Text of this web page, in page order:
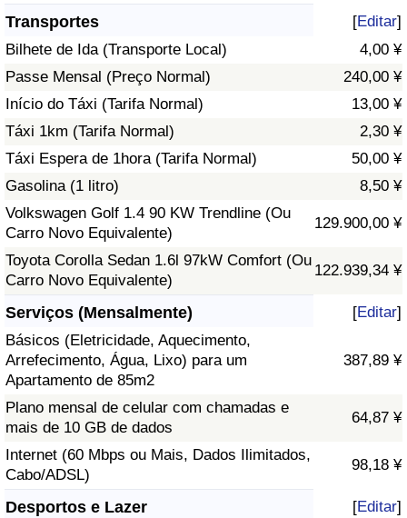
Transportes [Editar]
Bilhete de Ida (Transporte Local)
4,00 ¥
Passe Mensal (Preço Normal)
240,00 ¥
Início do Táxi (Tarifa Normal)
13,00 ¥
Táxi 1km (Tarifa Normal)
2,30 ¥
Táxi Espera de 1hora (Tarifa Normal)
50,00 ¥
Gasolina (1 litro)
8,50 ¥
Volkswagen Golf 1.4 90 KW Trendline (Ou
Carro Novo Equivalente)
129.900,00 ¥
Toyota Corolla Sedan 1.6l 97kW Comfort (Ou
Carro Novo Equivalente)
122.939,34 ¥
Serviços (Mensalmente) [Editar]
Básicos (Eletricidade, Aquecimento,
Arrefecimento, Água, Lixo) para um
Apartamento de 85m2
387,89 ¥
Plano mensal de celular com chamadas e
mais de 10 GB de dados
64,87 ¥
Internet (60 Mbps ou Mais, Dados Ilimitados,
Cabo/ADSL)
98,18 ¥
Desportos e Lazer [Editar]